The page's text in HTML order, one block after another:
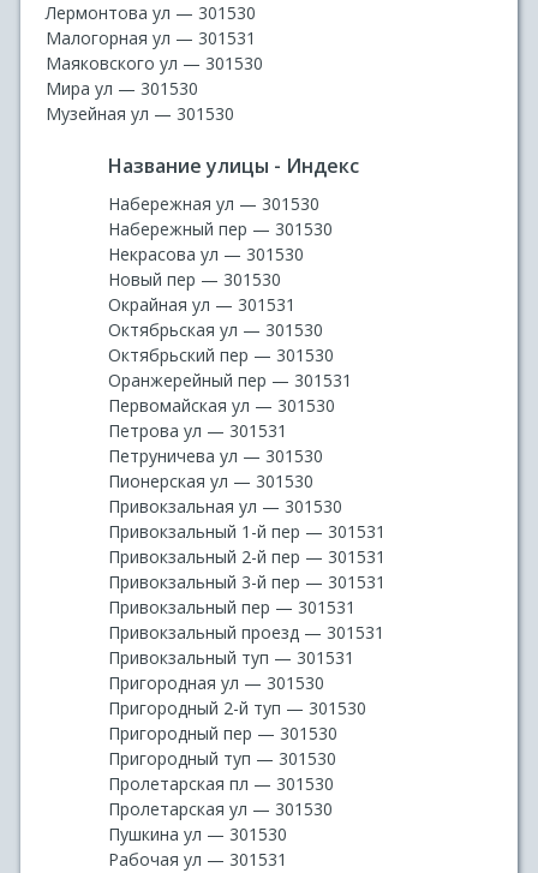
Лермонтова ул — 301530
Малогорная ул — 301531
Маяковского ул — 301530
Мира ул — 301530
Музейная ул — 301530
Название улицы - Индекс
Набережная ул — 301530
Набережный пер — 301530
Некрасова ул — 301530
Новый пер — 301530
Окрайная ул — 301531
Октябрьская ул — 301530
Октябрьский пер — 301530
Оранжерейный пер — 301531
Первомайская ул — 301530
Петрова ул — 301531
Петруничева ул — 301530
Пионерская ул — 301530
Привокзальная ул — 301530
Привокзальный 1-й пер — 301531
Привокзальный 2-й пер — 301531
Привокзальный 3-й пер — 301531
Привокзальный пер — 301531
Привокзальный проезд — 301531
Привокзальный туп — 301531
Пригородная ул — 301530
Пригородный 2-й туп — 301530
Пригородный пер — 301530
Пригородный туп — 301530
Пролетарская пл — 301530
Пролетарская ул — 301530
Пушкина ул — 301530
Рабочая ул — 301531